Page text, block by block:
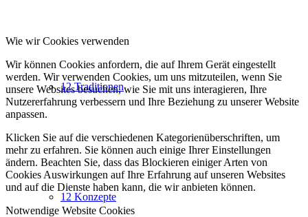
12 Traditionen
12 Konzepte
Wie wir Cookies verwenden
Wir können Cookies anfordern, die auf Ihrem Gerät eingestellt
werden. Wir verwenden Cookies, um uns mitzuteilen, wenn Sie
unsere Websites besuchen, wie Sie mit uns interagieren, Ihre
Nutzererfahrung verbessern und Ihre Beziehung zu unserer Website
anpassen.
Klicken Sie auf die verschiedenen Kategorienüberschriften, um
mehr zu erfahren. Sie können auch einige Ihrer Einstellungen
ändern. Beachten Sie, dass das Blockieren einiger Arten von
Cookies Auswirkungen auf Ihre Erfahrung auf unseren Websites
und auf die Dienste haben kann, die wir anbieten können.
Notwendige Website Cookies